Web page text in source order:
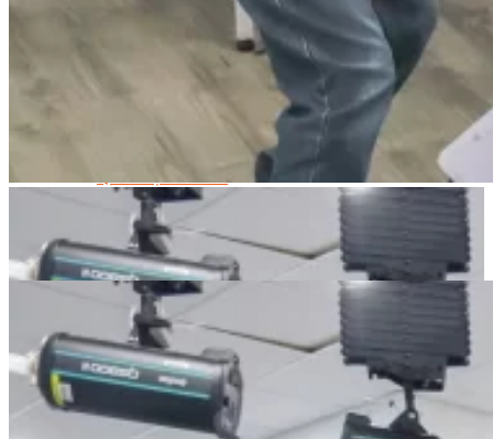
Kỹ Thuật Chế Biến Món Ăn
Kỹ Thuật Làm Bánh
Kỹ Thuật Pha Chế Đồ Uống
Quản Lý Kinh Doanh Nhà Hàng Và Dịch Vụ Ăn Uống
Marketing
Tạo Mẫu Và Chăm Sóc Sắc Đẹp
Truyền Thông Đa Phương Tiện
Công Nghệ Thông Tin
An Ninh Mạng
Thiết Kế Đồ Họa
Âm Nhạc
Điện Công Nghiệp Và Dân Dụng
Văn Hóa Phổ Thông
Nâng Cao Năng Lực Tiếng Anh – Chuẩn TOEIC
Tin Tức
HỌC BỔNG 2026